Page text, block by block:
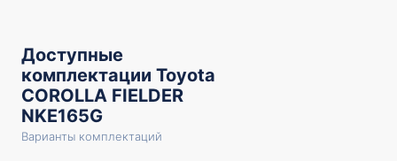
Доступные
комплектации Toyota
COROLLA FIELDER
NKE165G
Варианты комплектаций